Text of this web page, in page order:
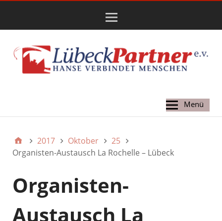
Hauptmenü
Menü
2017 Oktober
25
Organisten-Austausch La Rochelle – Lübeck
Organisten-
Austausch La